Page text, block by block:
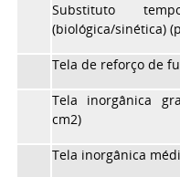
Substituto
(biológica/sinética)
Tela de reforço de
Tela inorgânica
cm2)
Tela inorgânica